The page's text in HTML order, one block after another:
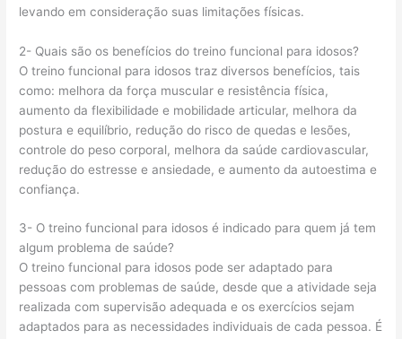
levando em consideração suas limitações físicas.
2- Quais são os benefícios do treino funcional para idosos?
O treino funcional para idosos traz diversos benefícios, tais
como: melhora da força muscular e resistência física,
aumento da flexibilidade e mobilidade articular, melhora da
postura e equilíbrio, redução do risco de quedas e lesões,
controle do peso corporal, melhora da saúde cardiovascular,
redução do estresse e ansiedade, e aumento da autoestima e
confiança.
3- O treino funcional para idosos é indicado para quem já tem
algum problema de saúde?
O treino funcional para idosos pode ser adaptado para
pessoas com problemas de saúde, desde que a atividade seja
realizada com supervisão adequada e os exercícios sejam
adaptados para as necessidades individuais de cada pessoa. É